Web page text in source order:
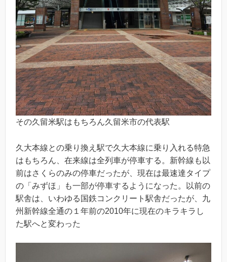
その久留米駅はもちろん久留米市の代表駅
久大本線との乗り換え駅で久大本線に乗り入れる特急
はもちろん、在来線は全列車が停車する。新幹線も以
前はさくらのみの停車だったが、現在は最速達タイプ
の「みずほ」も一部が停車するようになった。以前の
駅舎は、いわゆる国鉄コンクリート駅舎だったが、九
州新幹線全通の１年前の2010年に現在のキラキラし
た駅へと変わった